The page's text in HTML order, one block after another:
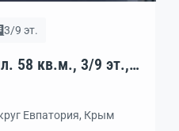
3/9 эт.
58 кв.м., 3/9 эт.,
Евпатория, Крым